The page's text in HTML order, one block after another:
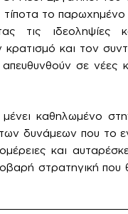
τίποτα το
τις ιδεοληψίες
και τον
σε νέες
καθηλωμένο
δυνάμεων που το
και
στρατηγική που